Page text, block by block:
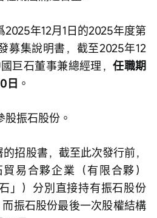
年12月1日的2025年度第
募集說明書，截至2025年12
巨石董事兼總經理，任職期
日 。
振石股份。
招股書，截至此次發行前，
易合夥企業（有限合夥）
」）分別直接持有振石股份
振石股份最後一次股權結構